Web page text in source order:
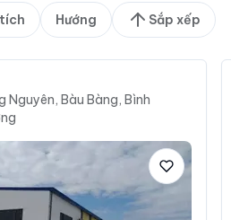
Hướng Sắp xếp
Nguyên, Bàu Bàng, Bình